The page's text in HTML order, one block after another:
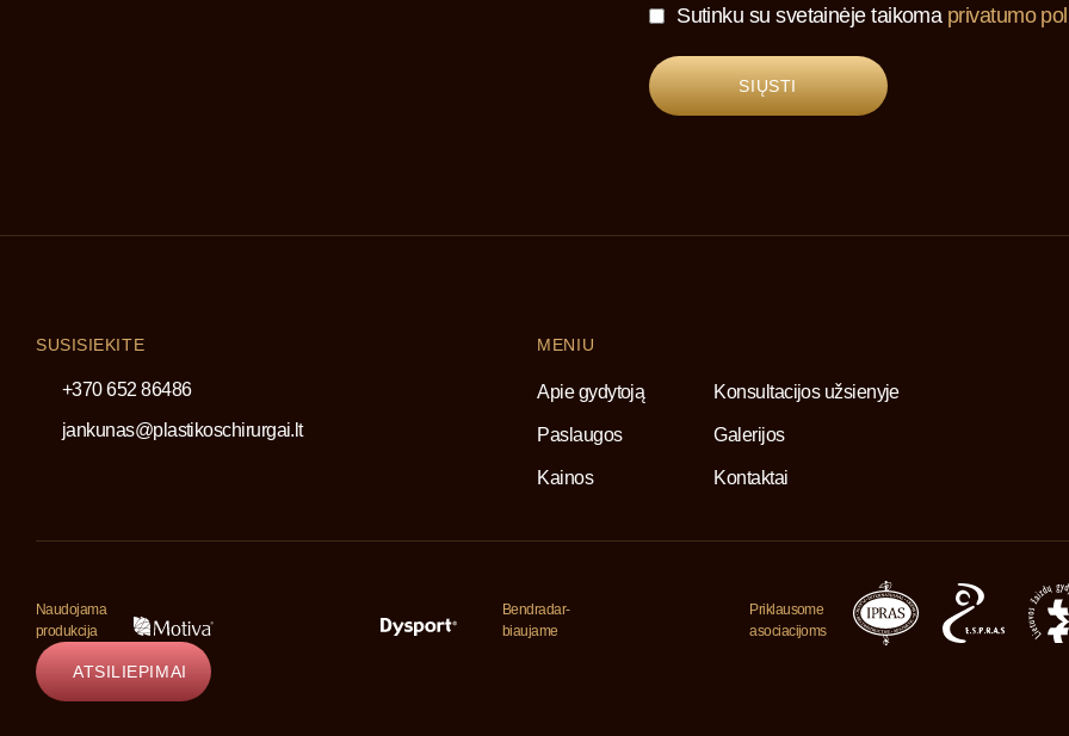
Sutinku su svetainėje taikoma privatumo
SUSISIEKITE
+370 652 86486
jankunas@plastikoschirurgai.lt
MENIU
Apie gydytoją Konsultacijos užsienyje
Paslaugos Galerijos
Kainos Kontaktai
Naudojama
produkcija
Bendradar-
biaujame
Priklausome
asociacijoms
ATSILIEPIMAI